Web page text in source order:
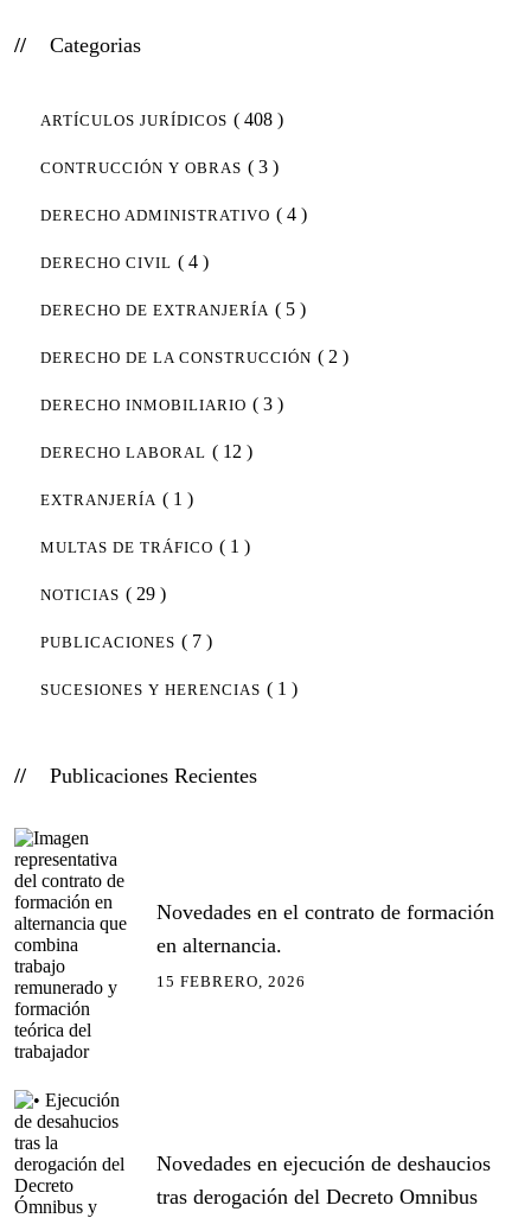
Categorias
ARTÍCULOS JURÍDICOS ( 408 )
CONTRUCCIÓN Y OBRAS ( 3 )
DERECHO ADMINISTRATIVO ( 4 )
DERECHO CIVIL ( 4 )
DERECHO DE EXTRANJERÍA ( 5 )
DERECHO DE LA CONSTRUCCIÓN ( 2 )
DERECHO INMOBILIARIO ( 3 )
DERECHO LABORAL ( 12 )
EXTRANJERÍA ( 1 )
MULTAS DE TRÁFICO ( 1 )
NOTICIAS ( 29 )
PUBLICACIONES ( 7 )
SUCESIONES Y HERENCIAS ( 1 )
Publicaciones Recientes
Novedades en el contrato de formación
en alternancia.
15 FEBRERO, 2026
Novedades en ejecución de deshaucios
tras derogación del Decreto Omnibus